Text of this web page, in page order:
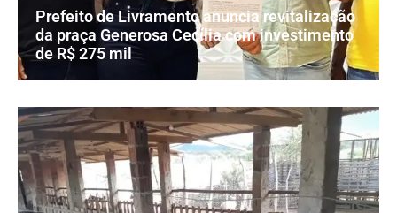
Prefeito de Livramento anuncia revitalização
da praça Generosa Cecília com investimento
de R$ 275 mil